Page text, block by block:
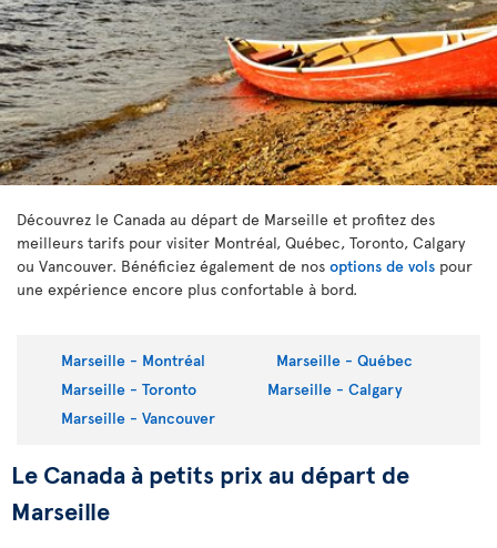
Découvrez le Canada au départ de Marseille et profitez des
meilleurs tarifs pour visiter Montréal, Québec, Toronto, Calgary
ou Vancouver. Bénéficiez également de nos options de vols pour
une expérience encore plus confortable à bord.
Marseille - Montréal
Marseille - Québec
Marseille - Toronto
Marseille - Calgary
Marseille - Vancouver
Le Canada à petits prix au départ de
Marseille